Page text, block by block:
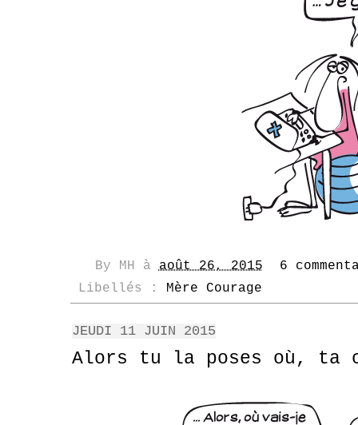
By MH àaoût 26, 2015
6
Libellés :
Mère Courage
JEUDI 11 JUIN 2015
Alors tu la poses où, ta